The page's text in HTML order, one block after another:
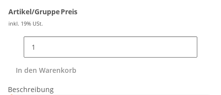
Artikel/GruppePreis
inkl. 19% USt.
In den Warenkorb
Beschreibung